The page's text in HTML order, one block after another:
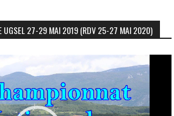
UGSEL 27-29 MAI 2019 (RDV 25-27 MAI 2020)